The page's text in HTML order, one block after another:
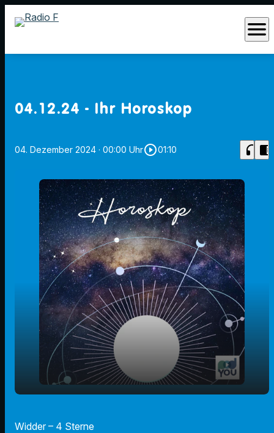
menu
04.12.24 - Ihr Horoskop
04. Dezember 2024 · 00:00 Uhrplay_circle_outline01:10 headphones chrome_reader_mode
play_arrow
Widder – 4 Sterne